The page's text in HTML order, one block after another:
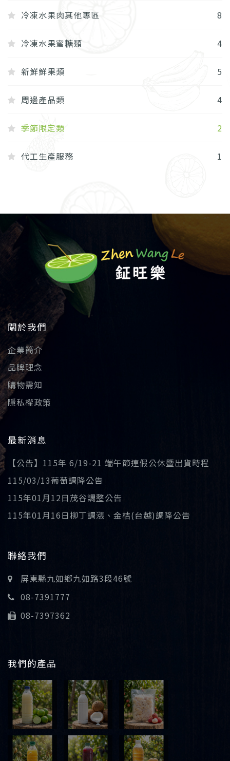
冷凍水果肉其他專區 8
冷凍水果蜜糖類 4
新鮮鮮果類 5
周邊產品類 4
季節限定類 2
代工生產服務 1
關於我們
企業簡介
品牌理念
購物需知
隱私權政策
最新消息
【公告】115年 6/19-21 端午節連假公休暨出貨時程
115/03/13葡萄調降公告
115年01月12日茂谷調整公告
115年01月16日柳丁調漲、金桔(台越)調降公告
聯絡我們
屏東縣九如鄉九如路3段46號
08-7391777
08-7397362
我們的產品